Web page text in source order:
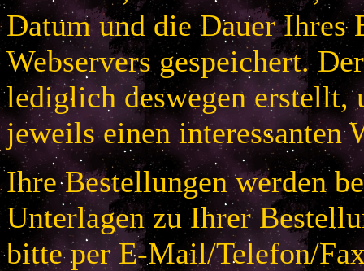
Datum und die Dauer Ihres
Webservers gespeichert.
lediglich deswegen erstellt,
jeweils einen interessanten
Ihre Bestellungen werden
Unterlagen zu Ihrer
bitte per E-Mail/Telefon/